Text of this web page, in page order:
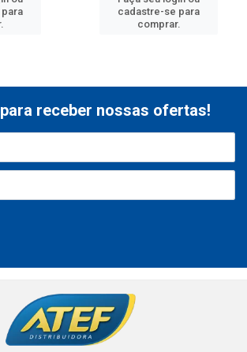
cadastre-se para
comprar.
receber nossas ofertas!